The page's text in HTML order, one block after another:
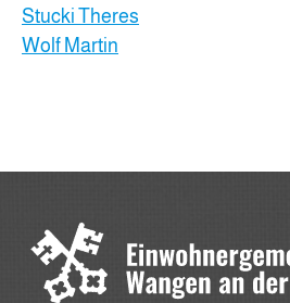
Stucki Theres
Wolf Martin